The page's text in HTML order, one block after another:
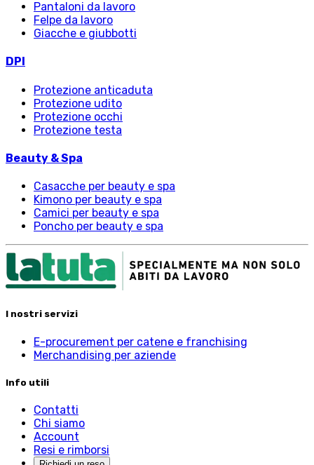
Pantaloni da lavoro
Felpe da lavoro
Giacche e giubbotti
DPI
Protezione anticaduta
Protezione udito
Protezione occhi
Protezione testa
Beauty & Spa
Casacche per beauty e spa
Kimono per beauty e spa
Camici per beauty e spa
Poncho per beauty e spa
I nostri servizi
E-procurement per catene e franchising
Merchandising per aziende
Info utili
Contatti
Chi siamo
Account
Resi e rimborsi